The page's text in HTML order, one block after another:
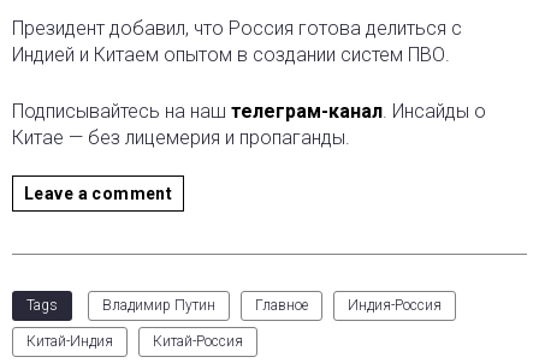
Президент добавил, что Россия готова делиться с
Индией и Китаем опытом в создании систем ПВО.
Подписывайтесь на наш телеграм-канал. Инсайды о
Китае — без лицемерия и пропаганды.
Leave a comment
Tags Владимир Путин Главное Индия-Россия
Китай-Индия Китай-Россия